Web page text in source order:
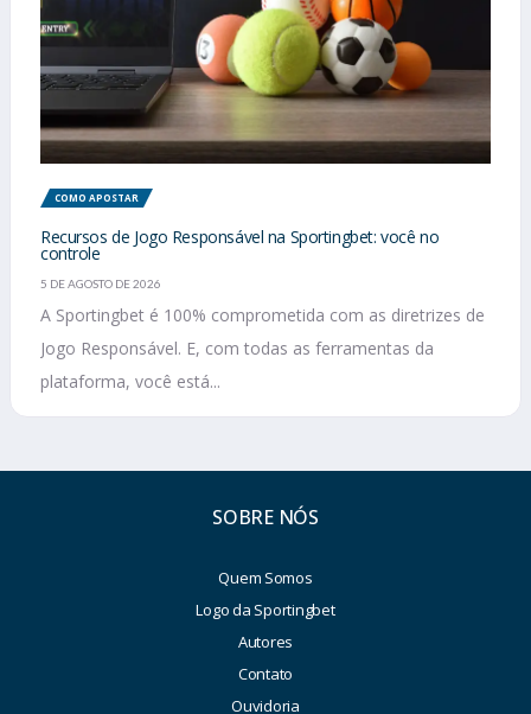
COMO APOSTAR
Recursos de Jogo Responsável na Sportingbet: você no
controle
5 DE AGOSTO DE 2026
A Sportingbet é 100% comprometida com as diretrizes de
Jogo Responsável. E, com todas as ferramentas da
plataforma, você está...
SOBRE NÓS
Quem Somos
Logo da Sportingbet
Autores
Contato
Ouvidoria